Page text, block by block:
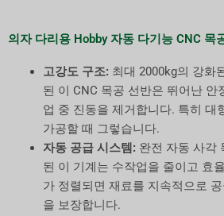
의자 다리용 Hobby 자동 다기능 CNC 목
고강도 구조:최대 2000kg의 강화
된 이 CNC 목공 선반은 뛰어난 안
업 중 진동을 제거합니다. 특히 대
가공할 때 그렇습니다.
자동 공급 시스템:완전 자동 사각
된 이 기계는 수작업을 줄이고 효
가 정렬되면 재료를 지속적으로
을 보장합니다.